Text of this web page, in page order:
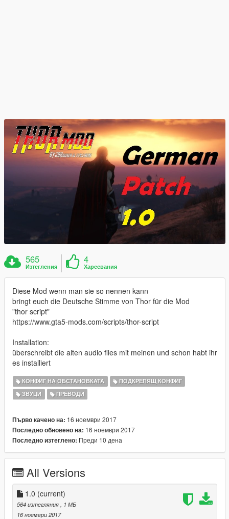
565
Изтегления
4
Харесвания
Diese Mod wenn man sie so nennen kann
bringt euch die Deutsche Stimme von Thor für die Mod
"thor script"
https://www.gta5-mods.com/scripts/thor-script
Installation:
überschreibt die alten audio files mit meinen und schon habt ihr
es installiert
КОНФИГ НА ОБСТАНОВКАТА
ПОДКРЕПЯЩ КОНФИГ
ЗВУЦИ
ПРЕВОДИ
Първо качено на: 16 ноември 2017
Последно обновено на: 16 ноември 2017
Последно изтеглено: Преди 10 дена
All Versions
1.0 (current)
564 изтегляния
, 1 МБ
16 ноември 2017